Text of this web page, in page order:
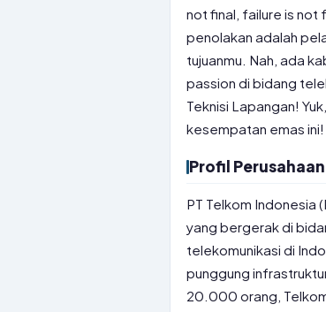
not final, failure is not
penolakan adalah
tujuanmu. Nah, ada
passion di bidang
Teknisi Lapangan!
kesempatan emas ini!
Profil Perusahaan
PT Telkom Indonesia
yang bergerak di
telekomunikasi di
punggung
20.000 orang,